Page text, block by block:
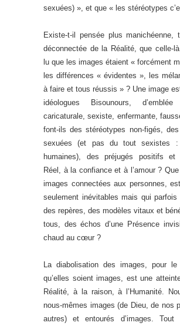
sexuées) », et que « les stéréotypes
Existe-t-il pensée plus manichéenne,
déconnectée de la Réalité, que celle-
lu que les images étaient « forcément
les différences « évidentes », les
à faire et tous réussis » ? Une image
idéologues Bisounours, d’emblée
caricaturale, sexiste, enfermante,
font-ils des stéréotypes non-figés,
sexuées (et pas du tout sexistes
humaines), des préjugés positifs et
Réel, à la confiance et à l’amour ?
images connectées aux personnes,
seulement inévitables mais qui parfois
des repères, des modèles vitaux et
tous, des échos d’une Présence
chaud au cœur ?
La diabolisation des images, pour
qu’elles soient images, est une
Réalité, à la raison, à l’Humanité.
nous-mêmes images (de Dieu, de nos
autres) et entourés d’images. Tout